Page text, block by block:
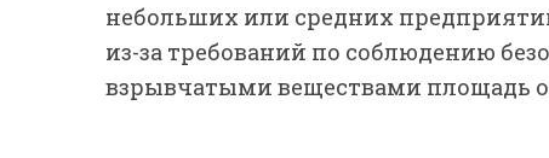
небольших или средних
из-за требований по соблюдению
взрывчатыми веществами площадь